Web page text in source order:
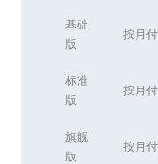
基础
版
按月付
标准
版
按月付
旗舰
版
按月付